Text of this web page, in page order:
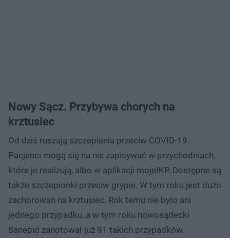
Nowy Sącz. Przybywa chorych na
krztusiec
Od dziś ruszają szczepienia przeciw COVID-19.
Pacjenci mogą się na nie zapisywać w przychodniach,
które je realizują, albo w aplikacji mojeIKP. Dostępne są
także szczepionki przeciw grypie. W tym roku jest dużo
zachorowań na krztusiec. Rok temu nie było ani
jednego przypadku, a w tym roku nowosądecki
Sanepid zanotował już 91 takich przypadków.